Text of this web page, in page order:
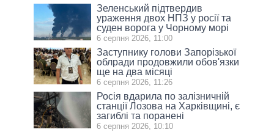
Зеленський підтвердив
ураження двох НПЗ у росії та
суден ворога у Чорному морі
6 серпня 2026, 11:00
Заступнику голови Запорізької
облради продовжили обов'язки
ще на два місяці
6 серпня 2026, 11:26
Росія вдарила по залізничній
станції Лозова на Харківщині, є
загиблі та поранені
6 серпня 2026, 10:10